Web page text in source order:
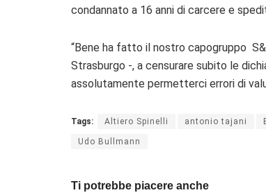
condannato a 16 anni di carcere e
“Bene ha fatto il nostro capogruppo
Strasburgo -, a censurare subito le
assolutamente permetterci errori di
Tags: Altiero Spinelli antonio tajani
Udo Bullmann
Ti potrebbe piacere anche